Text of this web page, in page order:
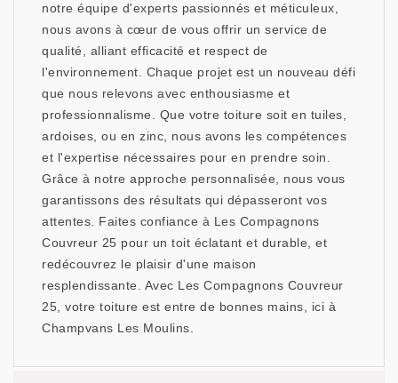
notre équipe d'experts passionnés et méticuleux,
nous avons à cœur de vous offrir un service de
qualité, alliant efficacité et respect de
l'environnement. Chaque projet est un nouveau défi
que nous relevons avec enthousiasme et
professionnalisme. Que votre toiture soit en tuiles,
ardoises, ou en zinc, nous avons les compétences
et l'expertise nécessaires pour en prendre soin.
Grâce à notre approche personnalisée, nous vous
garantissons des résultats qui dépasseront vos
attentes. Faites confiance à Les Compagnons
Couvreur 25 pour un toit éclatant et durable, et
redécouvrez le plaisir d'une maison
resplendissante. Avec Les Compagnons Couvreur
25, votre toiture est entre de bonnes mains, ici à
Champvans Les Moulins.